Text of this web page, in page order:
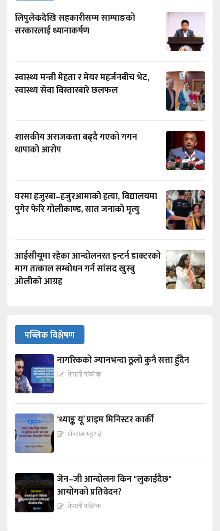
लिपुलेकदेखि सहकारीसम्म साम्पाङको
सरकारलाई ध्यानाकर्षण
स्वास्थ्य मन्त्री मेहता र मेयर महर्जनबीच भेट,
स्वास्थ्य सेवा विस्तारबारे छलफल
शासकीय अराजकता बढ्दै गएको गगन
थापाको आरोप
घरमा हजुरबा–हजुरआमाको हत्या, विद्यालयमा
पुगेर फेरि गोलीकाण्ड, सात जनाको मृत्यु
आईसीयूमा रहेका आन्दोलनरत इन्टर्न डाक्टरको
माग तत्काल सम्बोधन गर्न सांसद खुस्बु
ओलीको आग्रह
पब्लिक विश्लेषण
नागरिकको ज्यानभन्दा ठूलो कुनै सत्ता हुँदैन
नेपाली पब्लिक
‘थ्याङ्क यू’ प्राइम मिनिस्टर कार्की
शेषराज भट्टराई
जेन–जी आन्दोलनः किन "लुकाईदैछ"
आयोगको प्रतिवेदन?
नेपाली पब्लिक